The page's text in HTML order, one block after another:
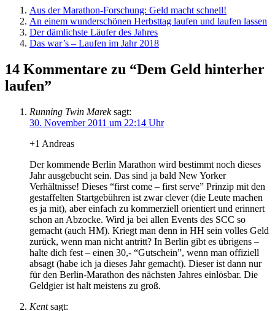
Aus der Marathon-Forschung: Geld macht schnell!
An einem wunderschönen Herbsttag laufen und laufen lassen
Der dämlichste Läufer des Jahres
Das war’s – Laufen im Jahr 2018
14 Kommentare zu “Dem Geld hinterher
laufen”
Running Twin Marek sagt:
30. November 2011 um 22:14 Uhr
+1 Andreas
Der kommende Berlin Marathon wird bestimmt noch dieses
Jahr ausgebucht sein. Das sind ja bald New Yorker
Verhältnisse! Dieses “first come – first serve” Prinzip mit den
gestaffelten Startgebühren ist zwar clever (die Leute machen
es ja mit), aber einfach zu kommerziell orientiert und erinnert
schon an Abzocke. Wird ja bei allen Events des SCC so
gemacht (auch HM). Kriegt man denn in HH sein volles Geld
zurück, wenn man nicht antritt? In Berlin gibt es übrigens –
halte dich fest – einen 30,- “Gutschein”, wenn man offiziell
absagt (habe ich ja dieses Jahr gemacht). Dieser ist dann nur
für den Berlin-Marathon des nächsten Jahres einlösbar. Die
Geldgier ist halt meistens zu groß.
Kent sagt: